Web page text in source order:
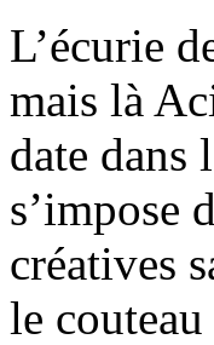
L’écurie
mais là
date dans
s’impose
créatives
le